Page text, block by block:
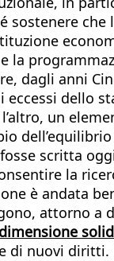
sostenere
la
dagli anni
dello
un
scritta
la
è andata
attorno a
di nuovi